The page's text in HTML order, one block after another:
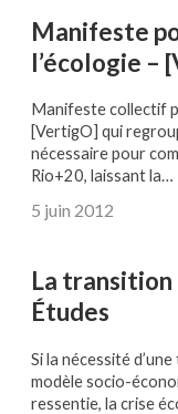
Manifeste
l’écologie –
Manifeste collectif
[VertigO] qui
nécessaire pour
Rio+20, laissant la…
5 juin 2012
La transition
Études
Si la nécessité
modèle socio-
ressentie, la crise